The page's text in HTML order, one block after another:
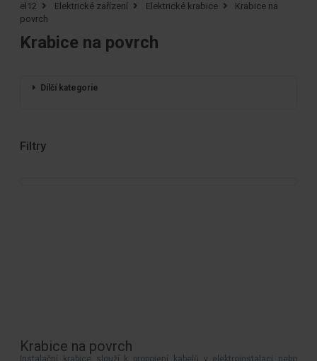
el12 Elektrické zařízení Elektrické krabice
Krabice na
povrch
Krabice na povrch
Dílčí kategorie
Filtry
Krabice na povrch
Instalační krabice slouží k propojení kabelů v elektroinstalaci nebo